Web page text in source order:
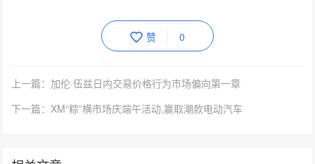
赞 0
上一篇：加伦·伍兹日内交易价格行为市场偏向第一章
下一篇：XM“粽”横市场庆端午活动,赢取潮款电动汽车